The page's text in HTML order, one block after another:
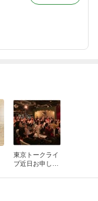
東京トークライ
ブ近日お申し込